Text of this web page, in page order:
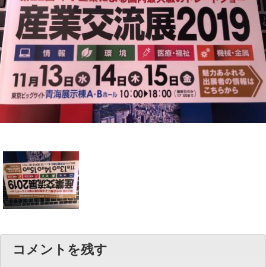
コメントを残す